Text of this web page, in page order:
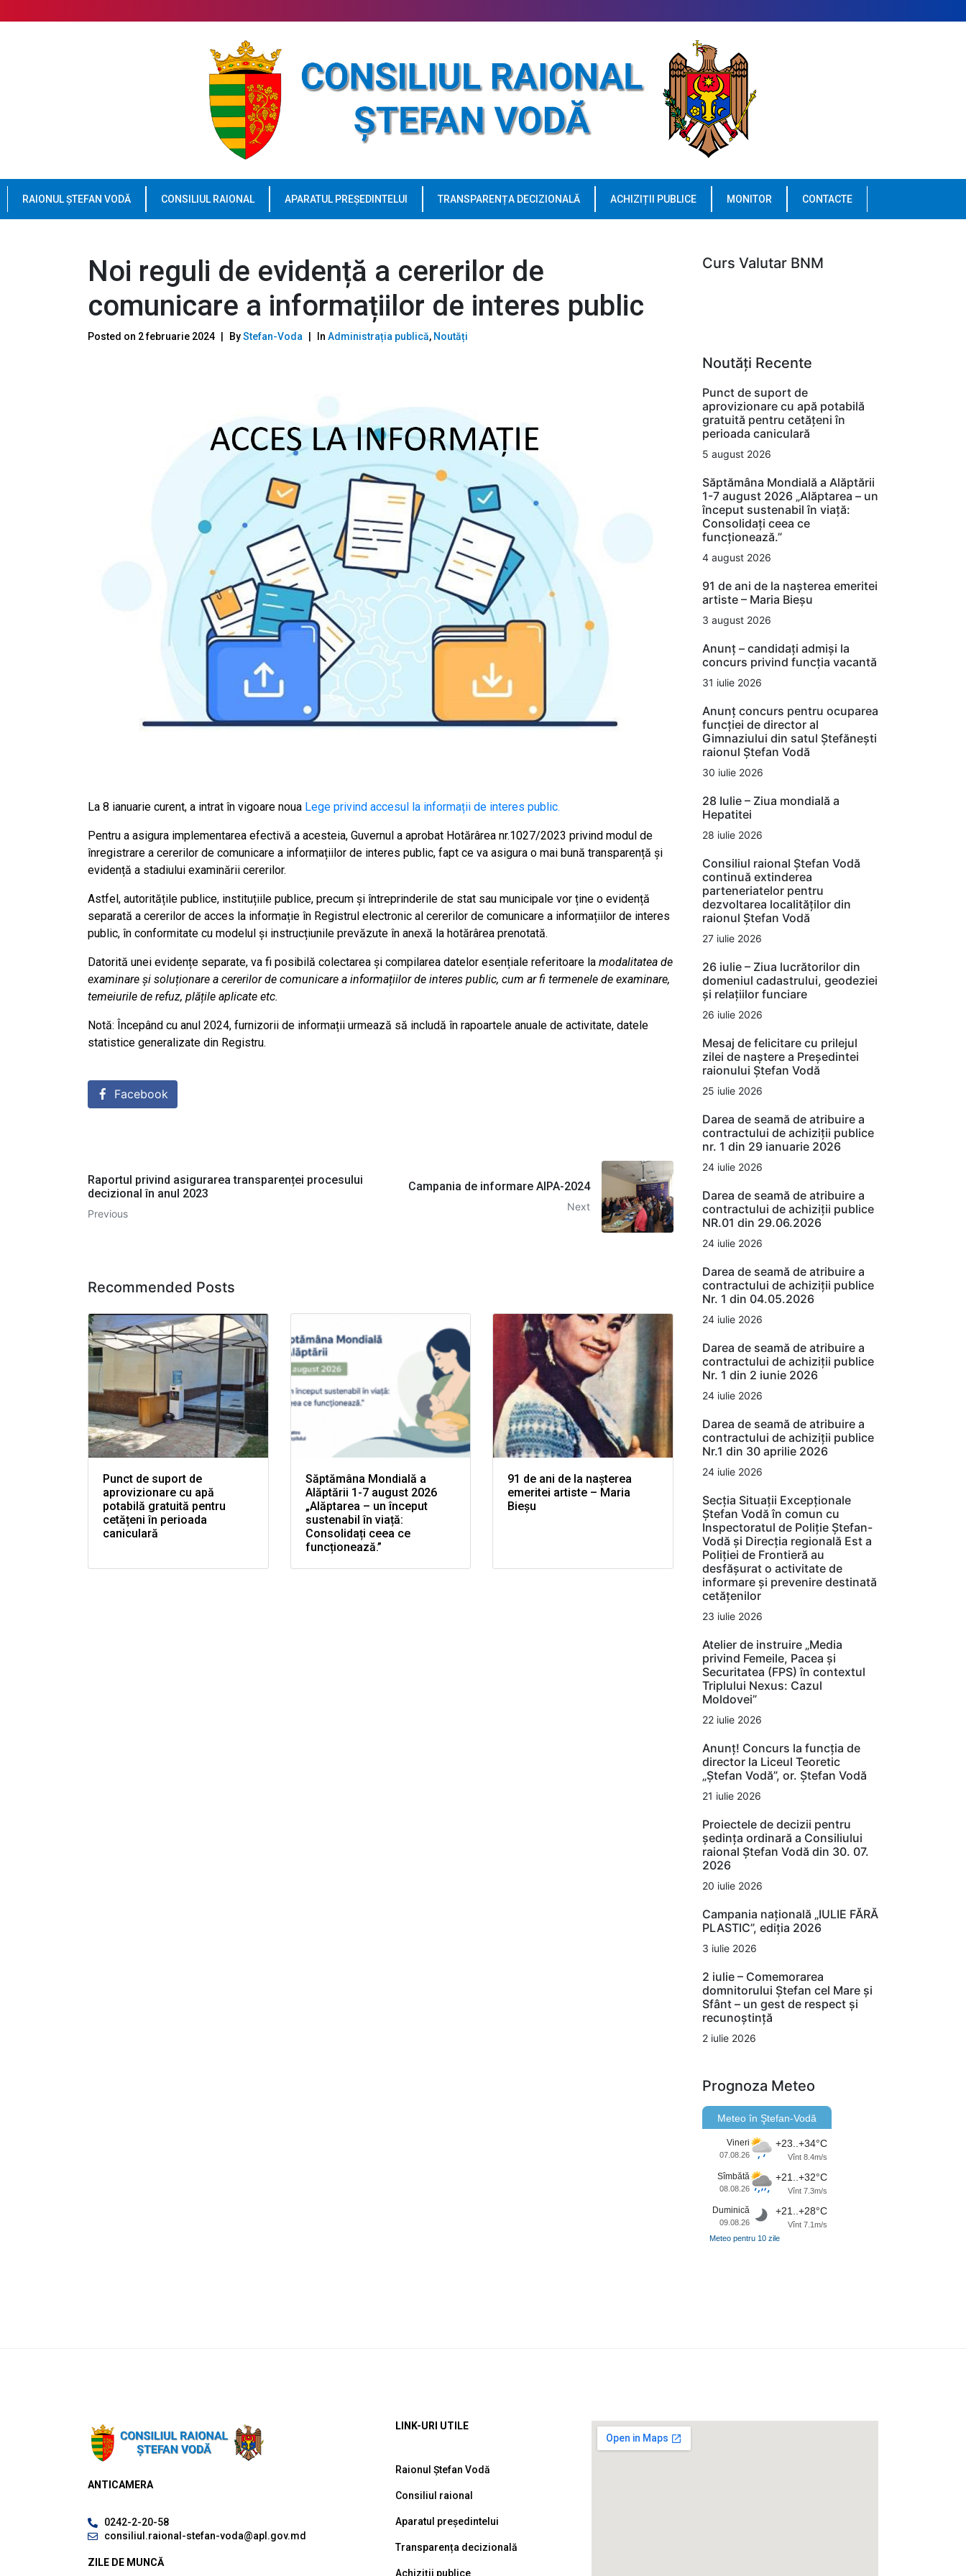
RAIONUL ȘTEFAN VODĂ CONSILIUL RAIONAL APARATUL PREȘEDINTELUI TRANSPARENȚA DECIZIONALĂ ACHIZIȚII PUBLICE MONITOR CONTACTE
Noi reguli de evidență a cererilor de
comunicare a informațiilor de interes public
Posted on 2 februarie 2024 ByStefan-Voda In Administrația publică, Noutăți
La 8 ianuarie curent, a intrat în vigoare noua Lege privind accesul la informații de interes public.
Pentru a asigura implementarea efectivă a acesteia, Guvernul a aprobat Hotărârea nr.1027/2023 privind modul de
înregistrare a cererilor de comunicare a informațiilor de interes public, fapt ce va asigura o mai bună transparență și
evidență a stadiului examinării cererilor.
Astfel, autoritățile publice, instituțiile publice, precum și întreprinderile de stat sau municipale vor ține o evidență
separată a cererilor de acces la informație în Registrul electronic al cererilor de comunicare a informațiilor de interes
public, în conformitate cu modelul și instrucțiunile prevăzute în anexă la hotărârea prenotată.
Datorită unei evidențe separate, va fi posibilă colectarea și compilarea datelor esențiale referitoare la modalitatea de
examinare și soluționare a cererilor de comunicare a informațiilor de interes public, cum ar fi termenele de examinare,
temeiurile de refuz, plățile aplicate etc.
Notă: Începând cu anul 2024, furnizorii de informații urmează să includă în rapoartele anuale de activitate, datele
statistice generalizate din Registru.
Facebook
Raportul privind asigurarea transparenței procesului
decizional în anul 2023
Previous
Campania de informare AIPA-2024
Next
Recommended Posts
Punct de suport de
aprovizionare cu apă
potabilă gratuită pentru
cetățeni în perioada
caniculară
Săptămâna Mondială a
Alăptării 1-7 august 2026
„Alăptarea – un început
sustenabil în viață:
Consolidați ceea ce
funcționează.”
91 de ani de la nașterea
emeritei artiste – Maria
Bieșu
Curs Valutar BNM
Noutăți Recente
Punct de suport de
aprovizionare cu apă potabilă
gratuită pentru cetățeni în
perioada caniculară
5 august 2026
Săptămâna Mondială a Alăptării
1-7 august 2026 „Alăptarea – un
început sustenabil în viață:
Consolidați ceea ce
funcționează.”
4 august 2026
91 de ani de la nașterea emeritei
artiste – Maria Bieșu
3 august 2026
Anunț – candidați admiși la
concurs privind funcția vacantă
31 iulie 2026
Anunț concurs pentru ocuparea
funcției de director al
Gimnaziului din satul Ștefănești
raionul Ștefan Vodă
30 iulie 2026
28 Iulie – Ziua mondială a
Hepatitei
28 iulie 2026
Consiliul raional Ștefan Vodă
continuă extinderea
parteneriatelor pentru
dezvoltarea localităților din
raionul Ștefan Vodă
27 iulie 2026
26 iulie – Ziua lucrătorilor din
domeniul cadastrului, geodeziei
și relațiilor funciare
26 iulie 2026
Mesaj de felicitare cu prilejul
zilei de naștere a Președintei
raionului Ștefan Vodă
25 iulie 2026
Darea de seamă de atribuire a
contractului de achiziții publice
nr. 1 din 29 ianuarie 2026
24 iulie 2026
Darea de seamă de atribuire a
contractului de achiziții publice
NR.01 din 29.06.2026
24 iulie 2026
Darea de seamă de atribuire a
contractului de achiziții publice
Nr. 1 din 04.05.2026
24 iulie 2026
Darea de seamă de atribuire a
contractului de achiziții publice
Nr. 1 din 2 iunie 2026
24 iulie 2026
Darea de seamă de atribuire a
contractului de achiziții publice
Nr.1 din 30 aprilie 2026
24 iulie 2026
Secția Situații Excepționale
Ștefan Vodă în comun cu
Inspectoratul de Poliție Ștefan-
Vodă și Direcția regională Est a
Poliției de Frontieră au
desfășurat o activitate de
informare și prevenire destinată
cetățenilor
23 iulie 2026
Atelier de instruire „Media
privind Femeile, Pacea și
Securitatea (FPS) în contextul
Triplului Nexus: Cazul
Moldovei”
22 iulie 2026
Anunț! Concurs la funcția de
director la Liceul Teoretic
„Ștefan Vodă”, or. Ștefan Vodă
21 iulie 2026
Proiectele de decizii pentru
ședința ordinară a Consiliului
raional Ștefan Vodă din 30. 07.
2026
20 iulie 2026
Campania națională „IULIE FĂRĂ
PLASTIC”, ediția 2026
3 iulie 2026
2 iulie – Comemorarea
domnitorului Ștefan cel Mare și
Sfânt – un gest de respect și
recunoștință
2 iulie 2026
Prognoza Meteo
Meteo în Ştefan-Vodă
Vineri
07.08.26
+23..+34°C
Vînt 8.4m/s
Sîmbătă
08.08.26
+21..+32°C
Vînt 7.3m/s
Duminică
09.08.26
+21..+28°C
Vînt 7.1m/s
Meteo pentru 10 zile
ANTICAMERA
0242-2-20-58
consiliul.raional-stefan-voda@apl.gov.md
ZILE DE MUNCĂ
LINK-URI UTILE
Raionul Ștefan Vodă
Consiliul raional
Aparatul președintelui
Transparența decizională
Achiziții publice